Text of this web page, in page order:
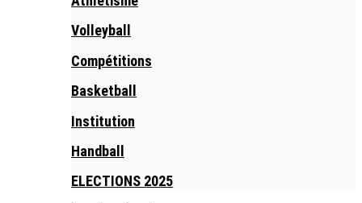
Volleyball
Compétitions
Basketball
Institution
Handball
ELECTIONS 2025